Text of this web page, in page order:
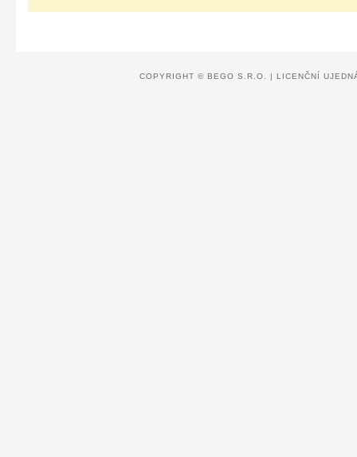
COPYRIGHT © BEGO S.R.O. | LICENČNÍ